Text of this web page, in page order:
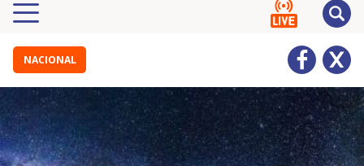
NACIONAL